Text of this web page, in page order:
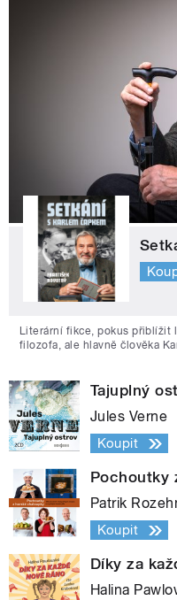
Literární fikce, pokus přiblížit
filozofa, ale hlavně člověka
Tajuplný
Jules Verne
Koupit
Pochoutky
Patrik
Koupit
Díky za
Halina